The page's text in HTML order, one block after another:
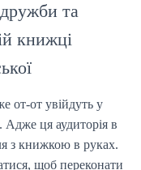
дружби та
книжці
от-от увійдуть у
Адже ця аудиторія в
з книжкою в руках.
щоб переконати